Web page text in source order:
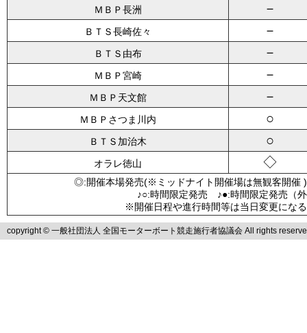
ＭＢＰ長洲 －
ＢＴＳ長崎佐々 －
ＢＴＳ由布 －
ＭＢＰ宮崎 －
ＭＢＰ天文館 －
ＭＢＰさつま川内 ○
ＢＴＳ加治木 ○
オラレ徳山 ◇
◎:開催本場発売(※ミッドナイト開催場は無観客
♪○:時間限定発売 ♪●:時間限定発売
※開催日程や進行時間等は当日変更にな
copyright © 一般社団法人 全国モーターボート競走施行者協議会 All rights